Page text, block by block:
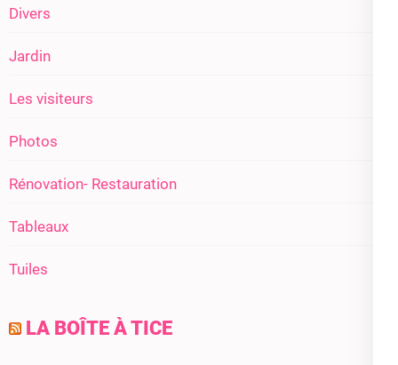
Divers
Jardin
Les visiteurs
Photos
Rénovation- Restauration
Tableaux
Tuiles
LA BOÎTE À TICE